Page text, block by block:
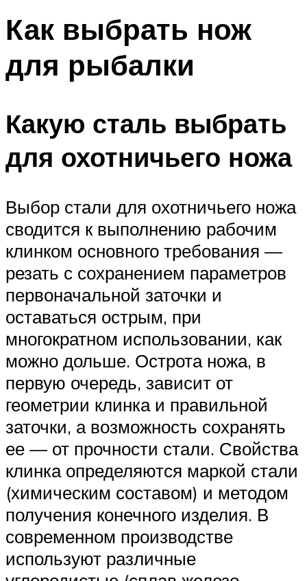
Как выбрать нож
для рыбалки
Какую сталь выбрать
для охотничьего ножа
Выбор стали для охотничьего ножа
сводится к выполнению рабочим
клинком основного требования —
резать с сохранением параметров
первоначальной заточки и
оставаться острым, при
многократном использовании, как
можно дольше. Острота ножа, в
первую очередь, зависит от
геометрии клинка и правильной
заточки, а возможность сохранять
ее — от прочности стали. Свойства
клинка определяются маркой стали
(химическим составом) и методом
получения конечного изделия. В
современном производстве
используют различные